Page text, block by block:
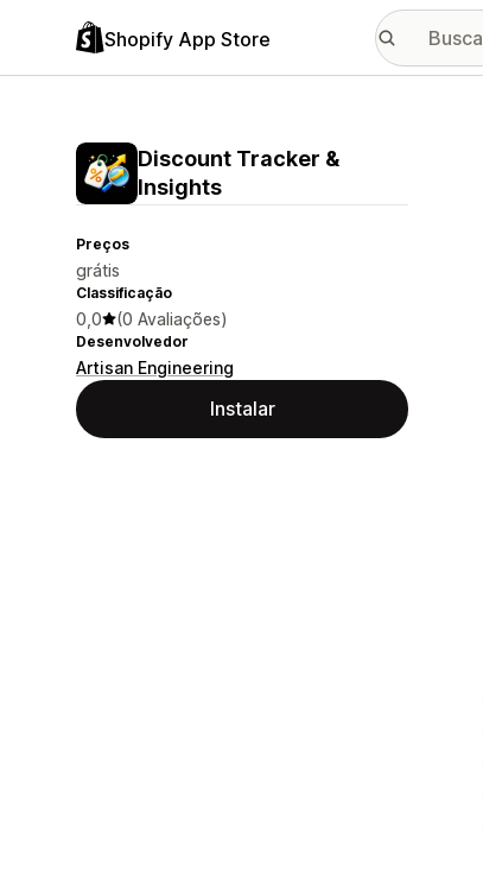
Shopify App Store
Discount Tracker &
Insights
Preços
grátis
Classificação
0,0 (0 Avaliações)
Desenvolvedor
Artisan Engineering
Instalar